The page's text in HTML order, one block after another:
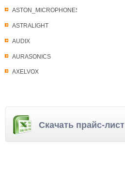
ASTON_MICROPHONES
ASTRALIGHT
AUDIX
AURASONICS
AXELVOX
Скачать прайс-лист